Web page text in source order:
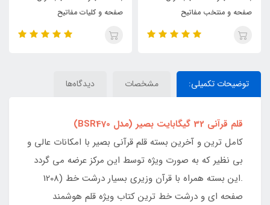
صفحه و منتخب مفاتیح
صفحه و کلیات مفاتیح
توضیحات تکمیلی: مشخصات دیدگاه‌ها
قلم قرآنی 32 گیگابایت بصیر (مدل BSR470)
کامل ترین و آخرین بسته قلم قرآنی بصیر با امکانات عالی و
بی نظیر که به صورت ویژه توسط این مرکز عرضه می گردد
.این بسته همراه با قرآن وزیری بسیار درشت خط (1208
صفحه ای و درشت خط ترین کتاب ویژه قلم هوشمند